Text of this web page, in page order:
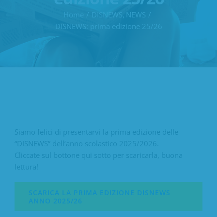
Home DISNEWS NEWS
DISNEWS: prima edizione 25/26
SCARICA LA PRIMA EDIZIONE DISNEWS
ANNO 2025/26